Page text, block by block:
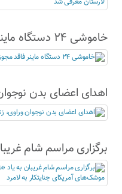
خاموشی ۲۴ دستگاه ماینر فاقد مجوز در لامرد
اهدای اعضای بدن
نیازمند شد
برگزاری مراسم شام
نژاد» در محل اصابت
جنایتکار به لامرد